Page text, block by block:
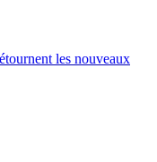
les nouveaux